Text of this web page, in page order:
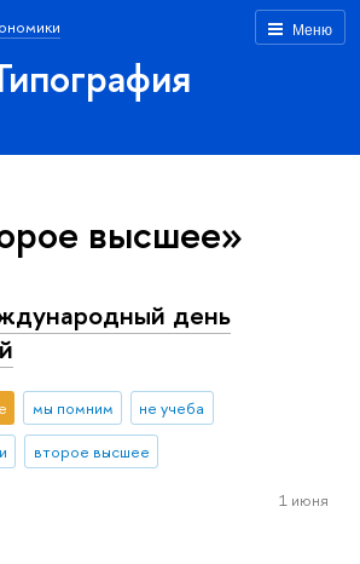
Меню
высшее»
день
мы помним
не учеба
второе высшее
1 июня